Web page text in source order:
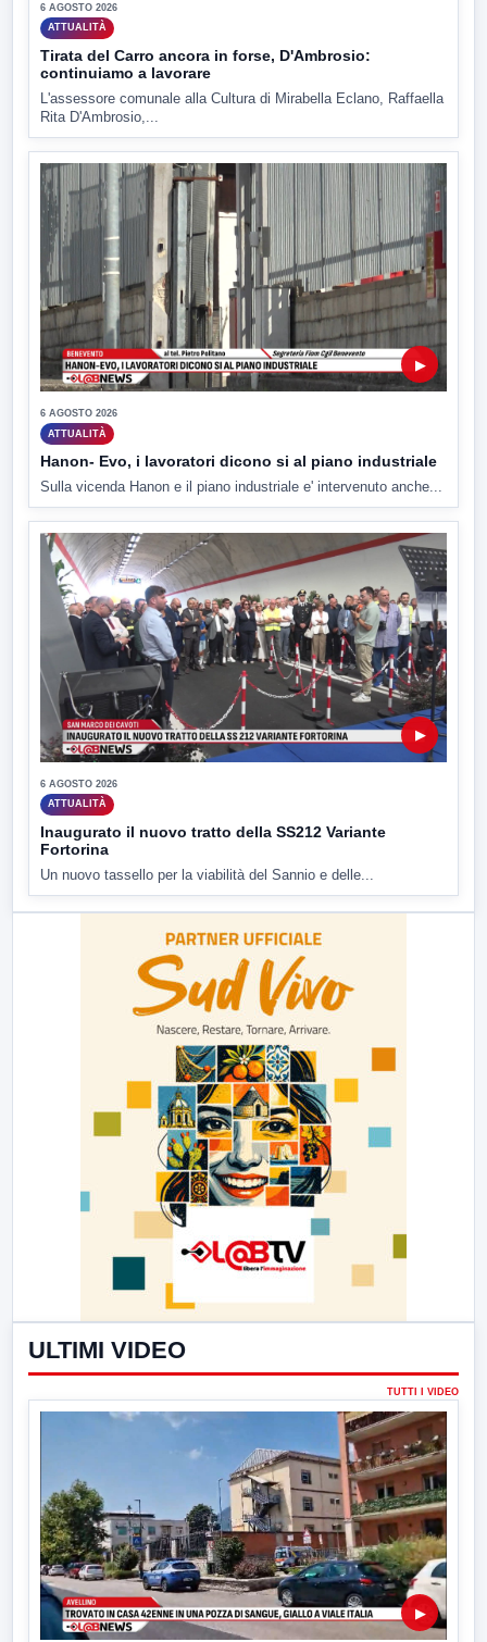
6 AGOSTO 2026
ATTUALITÀ
Tirata del Carro ancora in forse, D'Ambrosio:
continuiamo a lavorare
L'assessore comunale alla Cultura di Mirabella Eclano, Raffaella
Rita D'Ambrosio,...
▶
6 AGOSTO 2026
ATTUALITÀ
Hanon- Evo, i lavoratori dicono si al piano industriale
Sulla vicenda Hanon e il piano industriale e' intervenuto anche...
▶
6 AGOSTO 2026
ATTUALITÀ
Inaugurato il nuovo tratto della SS212 Variante
Fortorina
Un nuovo tassello per la viabilità del Sannio e delle...
ULTIMI VIDEO
TUTTI I VIDEO
▶